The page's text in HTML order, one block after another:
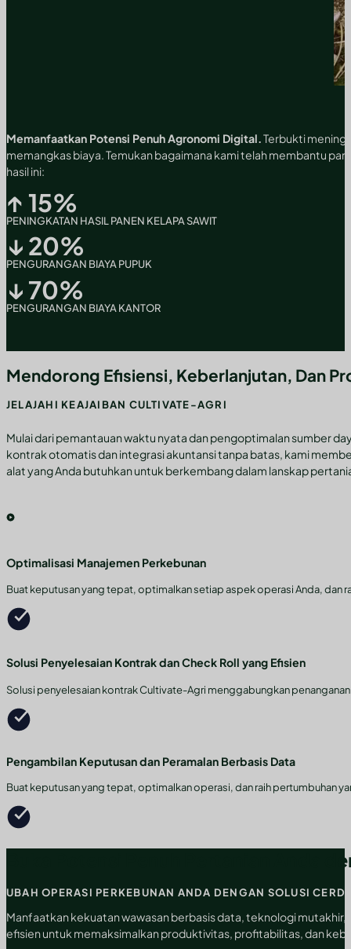
Memanfaatkan Potensi Penuh Agronomi Digital. Terbukti
memangkas biaya. Temukan bagaimana kami telah membantu
hasil ini:
↑ 15%
PENINGKATAN HASIL PANEN KELAPA SAWIT
↓ 20%
PENGURANGAN BIAYA PUPUK
↓ 70%
PENGURANGAN BIAYA KANTOR
Mendorong Efisiensi, Keberlanjutan, Dan
JELAJAHI KEAJAIBAN CULTIVATE-AGRI
Mulai dari pemantauan waktu nyata dan pengoptimalan sumber
kontrak otomatis dan integrasi akuntansi tanpa batas, kami
alat yang Anda butuhkan untuk berkembang dalam lanskap
Optimalisasi Manajemen Perkebunan
Buat keputusan yang tepat, optimalkan setiap aspek operasi Anda,
Solusi Penyelesaian Kontrak dan Check Roll yang Efisien
Solusi penyelesaian kontrak Cultivate-Agri menggabungkan
Pengambilan Keputusan dan Peramalan Berbasis Data
Buat keputusan yang tepat, optimalkan operasi, dan raih pertumbuhan
Buka Potensi Penuh Pertanian Anda
UBAH OPERASI PERKEBUNAN ANDA DENGAN SOLUSI
Manfaatkan kekuatan wawasan berbasis data, teknologi mutakhir,
efisien untuk memaksimalkan produktivitas, profitabilitas, dan